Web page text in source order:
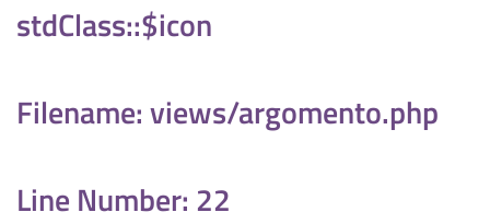
stdClass::$icon
Filename: views/argomento.php
Line Number: 22